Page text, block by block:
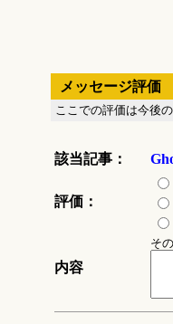
メッセージ評価
ここでの評価は今後
該当記事：
評価：
内容
そ